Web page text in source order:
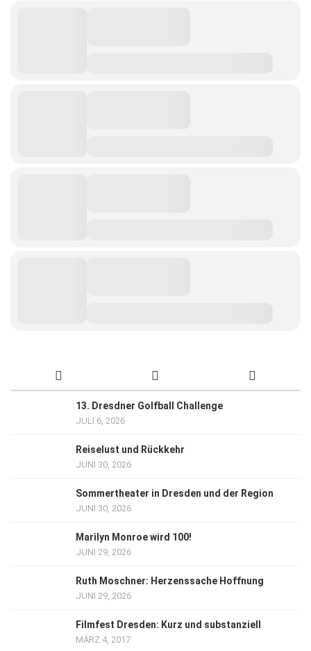
13. Dresdner Golfball Challenge
JULI 6, 2026
Reiselust und Rückkehr
JUNI 30, 2026
Sommertheater in Dresden und der Region
JUNI 30, 2026
Marilyn Monroe wird 100!
JUNI 29, 2026
Ruth Moschner: Herzenssache Hoffnung
JUNI 29, 2026
Filmfest Dresden: Kurz und substanziell
MÄRZ 4, 2017